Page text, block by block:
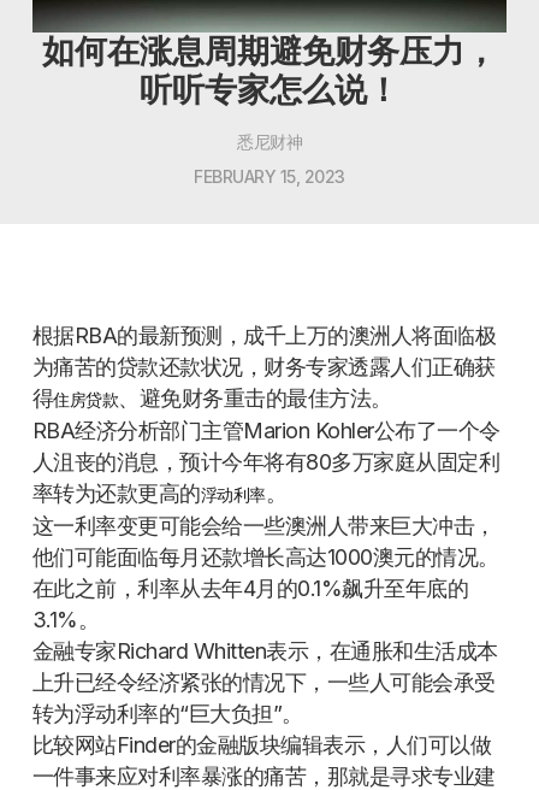
如何在涨息周期避免财务压力，
听听专家怎么说！
悉尼财神
FEBRUARY 15, 2023
根据RBA的最新预测，成千上万的澳洲人将面临极
为痛苦的贷款还款状况，财务专家透露人们正确获
得住房贷款、避免财务重击的最佳方法。
RBA经济分析部门主管Marion Kohler公布了一个令
人沮丧的消息，预计今年将有80多万家庭从固定利
率转为还款更高的浮动利率。
这一利率变更可能会给一些澳洲人带来巨大冲击，
他们可能面临每月还款增长高达1000澳元的情况。
在此之前，利率从去年4月的0.1%飙升至年底的
3.1%。
金融专家Richard Whitten表示，在通胀和生活成本
上升已经令经济紧张的情况下，一些人可能会承受
转为浮动利率的“巨大负担”。
比较网站Finder的金融版块编辑表示，人们可以做
一件事来应对利率暴涨的痛苦，那就是寻求专业建